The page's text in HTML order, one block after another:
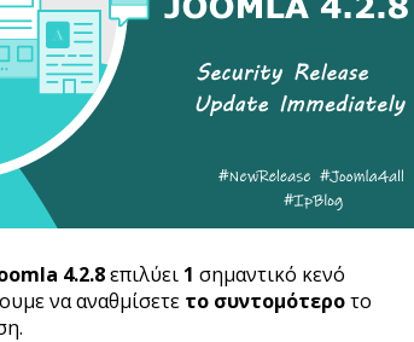
4.2.8επιλύει 1 σημαντικό κενό
να αναθμίσετε το συντομότεροτο